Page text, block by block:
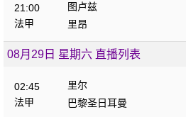
21:00
法甲
图卢兹
里昂
08月29日 星期六 直播列表
02:45
法甲
里尔
巴黎圣日耳曼